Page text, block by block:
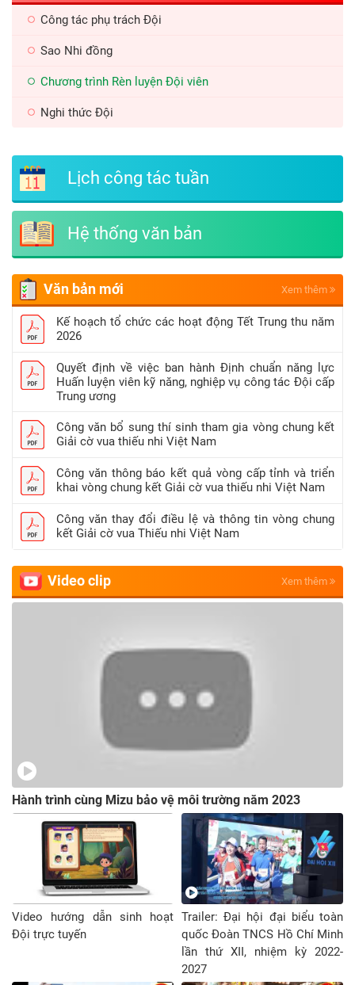
Công tác phụ trách Đội
Sao Nhi đồng
Chương trình Rèn luyện Đội viên
Nghi thức Đội
Lịch công tác tuần
Hệ thống văn bản
Văn bản mới Xem thêm
Kế hoạch tổ chức các hoạt động Tết Trung thu năm
2026
Quyết định về việc ban hành Định chuẩn năng lực
Huấn luyện viên kỹ năng, nghiệp vụ công tác Đội cấp
Trung ương
Công văn bổ sung thí sinh tham gia vòng chung kết
Giải cờ vua thiếu nhi Việt Nam
Công văn thông báo kết quả vòng cấp tỉnh và triển
khai vòng chung kết Giải cờ vua thiếu nhi Việt Nam
Công văn thay đổi điều lệ và thông tin vòng chung
kết Giải cờ vua Thiếu nhi Việt Nam
Video clip Xem thêm
Hành trình cùng Mizu bảo vệ môi trường năm 2023
Video hướng dẫn sinh hoạt
Đội trực tuyến
Trailer: Đại hội đại biểu toàn
quốc Đoàn TNCS Hồ Chí Minh
lần thứ XII, nhiệm kỳ 2022-
2027